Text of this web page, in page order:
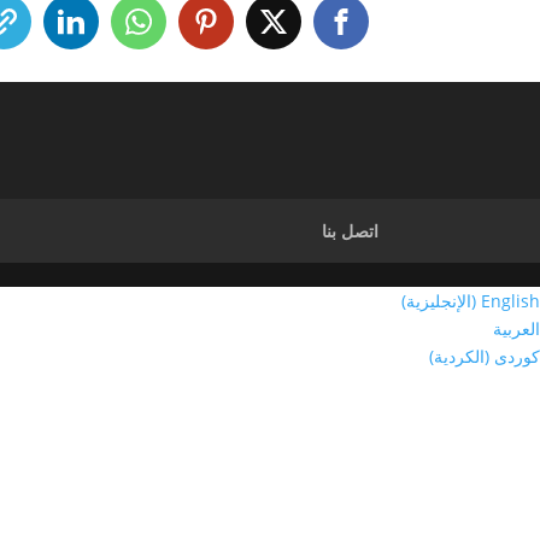
اتصل بنا
English
(الإنجليزية)
العربية
کوردی (الكردية)